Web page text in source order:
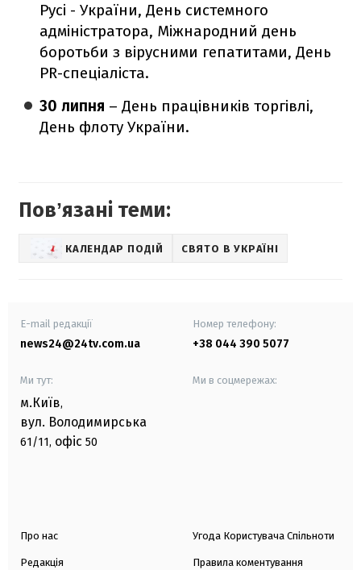
Русі - України, День системного
адміністратора, Міжнародний день
боротьби з вірусними гепатитами, День
PR-спеціаліста.
30 липня – День працівників торгівлі,
День флоту України.
Повʼязані теми:
КАЛЕНДАР ПОДІЙ СВЯТО В УКРАЇНІ
E-mail редакції
news24@24tv.com.ua
Номер телефону:
+38 044 390 5077
Ми тут:
м.Київ,
вул. Володимирська
61/11, офіс 50
Ми в соцмережах:
Про нас
Редакція
Угода Користувача Спільноти
Правила коментування